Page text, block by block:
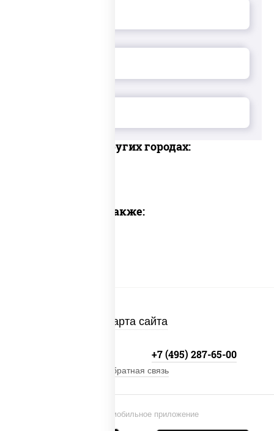
Доставка в других городах:
Предлагаем также:
Карта сайта
Установи мобильное приложение
+7 (495) 287-65-00
Обратная связь